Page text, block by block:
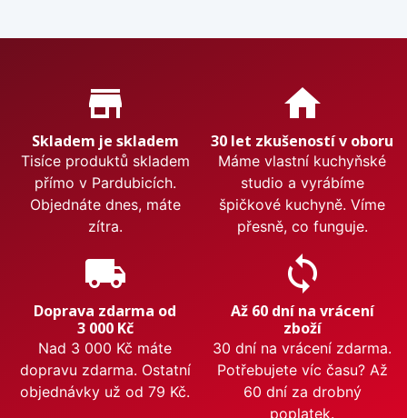
Proč nakupovat u nás?
store_mall_directory
Skladem je skladem
Tisíce produktů skladem
přímo v Pardubicích.
Objednáte dnes, máte
zítra.
home
30 let zkušeností v oboru
Máme vlastní kuchyňské
studio a vyrábíme
špičkové kuchyně. Víme
přesně, co funguje.
local_shipping
Doprava zdarma od
3 000 Kč
Nad 3 000 Kč máte
dopravu zdarma. Ostatní
objednávky už od 79 Kč.
sync
Až 60 dní na vrácení
zboží
30 dní na vrácení zdarma.
Potřebujete víc času? Až
60 dní za drobný
poplatek.